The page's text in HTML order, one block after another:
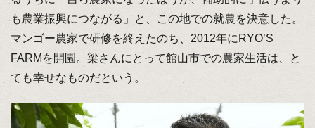
も農業振興につながる」と、この地での就農を決意した。
マンゴー農家で研修を終えたのち、2012年にRYO’S
FARMを開園。梁さんにとって館山市での農家生活は、と
ても幸せなものだという。